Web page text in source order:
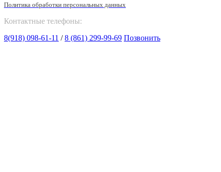
Политика обработки персональных данных
Контактные телефоны:
8(918) 098-61-11 /8 (861) 299-99-69 Позвонить